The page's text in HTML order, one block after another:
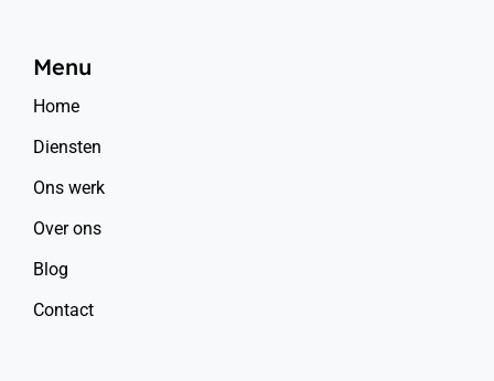
Menu
Home
Diensten
Ons werk
Over ons
Blog
Contact